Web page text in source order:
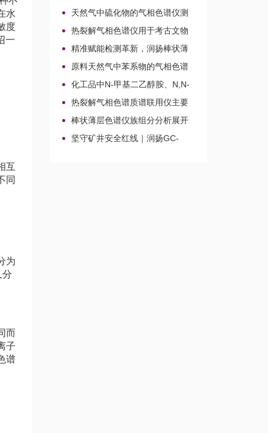
水
度
一
互
同
为
分
而
子
谱
无组织排放空气中15种乙酸酯类化
合物的含量
天然气中硫化物的气相色谱仪测
定方法比较及分析方法新技术
热裂解气相色谱仪用于考古文物
鉴定和古建筑材料分析
精准赋能检测革新，润扬棒状薄
层色谱仪铸就国产分析新标杆
原料天然气中苯系物的气相色谱
仪分析路线
化工品中N-甲基二乙醇胺、N,N-
二甲基乙醇胺、N-乙基二乙醇胺和
三乙醇胺的气相色谱仪测定
热裂解气相色谱质谱联用仪主要
应用领域
棒状薄层色谱仪族组分分析展开
剂的选择
坚守矿井安全红线｜润扬GC-